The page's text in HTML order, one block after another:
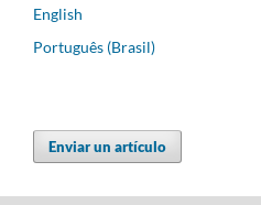
English
Português (Brasil)
Enviar un artículo